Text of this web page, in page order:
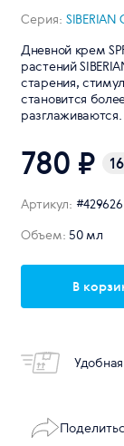
Серия: SIBERIAN
Дневной крем
растений
старения,
становится
разглаживаются.
780 ₽ 16
Артикул: #429626
Объем: 50 мл
В